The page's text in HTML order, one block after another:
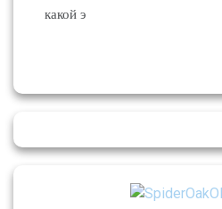
какой э